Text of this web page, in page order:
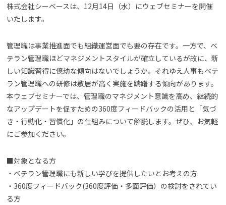
株式会社シーベースは、12月14日（水）にウェブセミナーを開催
いたします。
管理職は事業推進面でも組織運営面でも要の存在です。一方で、ベ
テラン管理職ほどマネジメントスタイルが確立しているが故に、新
しい知識習得に億劫な傾向はないでしょうか。それゆえ人事もベテ
ラン管理職への研修は敷居が高く実施を躊躇する傾向があります。
本ウェブセミナーでは、管理職のマネジメント意識を高め、継続的
なアップデートを促すための360度フィードバックの活用と「気づ
き・行動化・習慣化」の仕組みについて解説します。ぜひ、お気軽
にご参加ください。
■対象となる方
・ベテラン管理職にも新しい学びを提供したいとお考えの方
・360度フィードバック(360度評価・多面評価）の検討をされてい
る方